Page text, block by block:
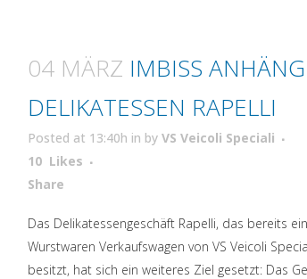
04 MÄRZ IMBISS
DELIKATESSEN RAPELLI
Posted at 13:40h in by VS Veicoli Speciali
10 Likes
ShareAttiva comando
Das Delikatessengeschäft Rapelli, das bereits
Wurstwaren Verkaufswagen von VS Veicoli
besitzt, hat sich ein weiteres Ziel gesetzt: Das